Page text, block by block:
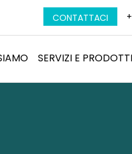
CONTATTACI
SERVIZI E PRODOTTI